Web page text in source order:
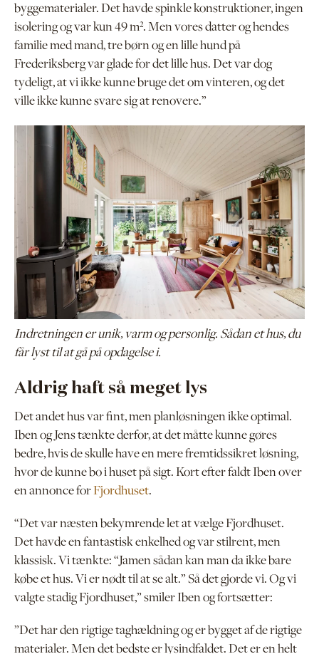
byggematerialer. Det havde spinkle konstruktioner, ingen
isolering og var kun 49 m². Men vores datter og hendes
familie med mand, tre børn og en lille hund på
Frederiksberg var glade for det lille hus. Det var dog
tydeligt, at vi ikke kunne bruge det om vinteren, og det
ville ikke kunne svare sig at renovere.”
Indretningen er unik, varm og personlig. Sådan et hus, du
får lyst til at gå på opdagelse i.
Aldrig haft så meget lys
Det andet hus var fint, men planløsningen ikke optimal.
Iben og Jens tænkte derfor, at det måtte kunne gøres
bedre, hvis de skulle have en mere fremtidssikret løsning,
hvor de kunne bo i huset på sigt. Kort efter faldt Iben over
en annonce forFjordhuset.
“Det var næsten bekymrende let at vælge Fjordhuset.
Det havde en fantastisk enkelhed og var stilrent, men
klassisk. Vi tænkte: “Jamen sådan kan man da ikke bare
købe et hus. Vi er nødt til at se alt.” Så det gjorde vi. Og vi
valgte stadig Fjordhuset,” smiler Iben og fortsætter:
”Det har den rigtige taghældning og er bygget af de rigtige
materialer. Men det bedste er lysindfaldet. Det er en helt